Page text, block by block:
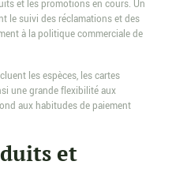
et les promotions en cours. Un
le suivi des réclamations et des
à la politique commerciale de
les espèces, les cartes
une grande flexibilité aux
aux habitudes de paiement
et